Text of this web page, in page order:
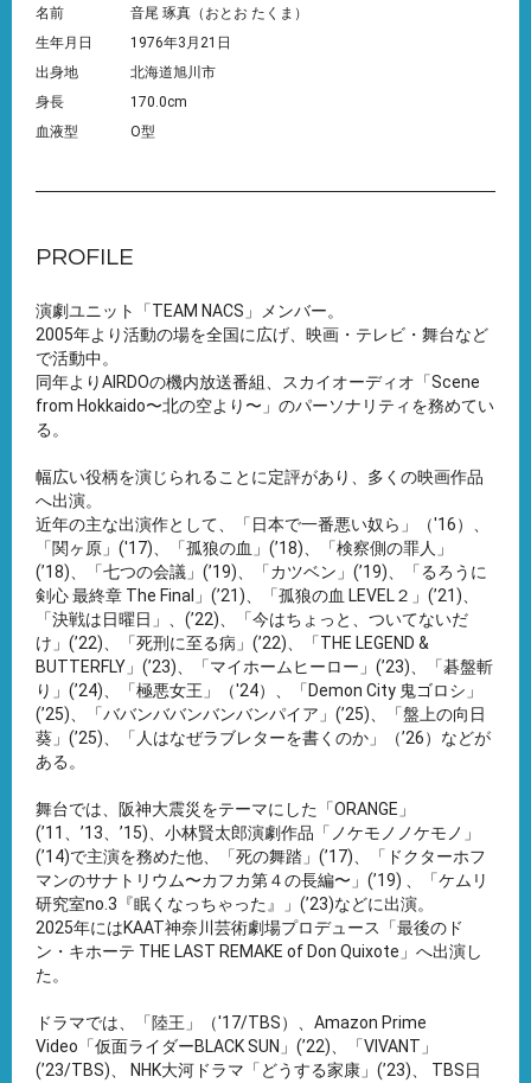
名前
音尾 琢真（おとお たくま）
生年月日
1976年3月21日
出身地
北海道旭川市
身長
170.0cm
血液型
O型
PROFILE
演劇ユニット「TEAM NACS」メンバー。
2005年より活動の場を全国に広げ、映画・テレビ・舞台など
で活動中。
同年よりAIRDOの機内放送番組、スカイオーディオ「Scene
from Hokkaido〜北の空より〜」のパーソナリティを務めてい
る。
幅広い役柄を演じられることに定評があり、多くの映画作品
へ出演。
近年の主な出演作として、「日本で一番悪い奴ら」（'16）、
「関ヶ原」('17)、「孤狼の血」(’18)、「検察側の罪人」
(’18)、「七つの会議」(’19)、「カツベン」(’19)、「るろうに
剣心 最終章 The Final」(’21)、「孤狼の血 LEVEL２」(’21)、
「決戦は日曜日」、(’22)、「今はちょっと、ついてないだ
け」(’22)、「死刑に至る病」(’22)、「THE LEGEND &
BUTTERFLY」(’23)、「マイホームヒーロー」(’23)、「碁盤斬
り」(’24)、「極悪女王」（'24）、「Demon City ⻤ゴロシ」
(ʼ25)、「ババンババンバンバンパイア」(ʼ25)、「盤上の向⽇
葵」(ʼ25)、「人はなぜラブレターを書くのか」（ʼ26）などが
ある。
舞台では、阪神大震災をテーマにした「ORANGE」
(’11、’13、’15)、小林賢太郎演劇作品「ノケモノノケモノ」
(’14)で主演を務めた他、「死の舞踏」(’17)、「ドクターホフ
マンのサナトリウム〜カフカ第４の長編〜」(’19) 、「ケムリ
研究室no.3『眠くなっちゃった』」(’23)などに出演。
2025年にはKAAT神奈川芸術劇場プロデュース「最後のド
ン・キホーテ THE LAST REMAKE of Don Quixote」へ出演し
た。
ドラマでは、「陸王」（'17/TBS）、Amazon Prime
Video「仮面ライダーBLACK SUN」(’22)、「VIVANT」
(’23/TBS)、 NHK大河ドラマ「どうする家康」(’23)、 TBS日